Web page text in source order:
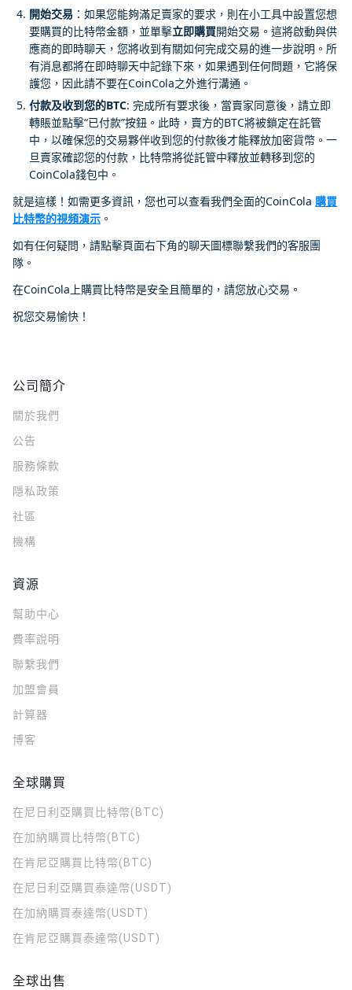
開始交易 ：如果您能夠滿足賣家的要求，則在小工具中設置您想
要購買的比特幣金額，並單擊立即購買開始交易。這將啟動與供
應商的即時聊天，您將收到有關如何完成交易的進一步說明。所
有消息都將在即時聊天中記錄下來，如果遇到任何問題，它將保
護您，因此請不要在CoinCola之外進行溝通。
付款及收到您的BTC: 完成所有要求後，當賣家同意後，請立即
轉賬並點擊“已付款”按鈕。此時，賣方的BTC將被鎖定在託管
中，以確保您的交易夥伴收到您的付款後才能釋放加密貨幣。一
旦賣家確認您的付款，比特幣將從託管中釋放並轉移到您的
CoinCola錢包中。
就是這樣！如需更多資訊，您也可以查看我們全面的CoinCola 購買
比特幣的視頻演示 。
如有任何疑問，請點擊頁面右下角的聊天圖標聯繫我們的客服團
隊。
在CoinCola上購買比特幣是安全且簡單的，請您放心交易。
祝您交易愉快！
公司簡介
關於我們
公告
服務條款
隱私政策
社區
機構
資源
幫助中心
費率說明
聯繫我們
加盟會員
計算器
博客
全球購買
在尼日利亞購買比特幣(BTC)
在加納購買比特幣(BTC)
在肯尼亞購買比特幣(BTC)
在尼日利亞購買泰達幣(USDT)
在加納購買泰達幣(USDT)
在肯尼亞購買泰達幣(USDT)
全球出售